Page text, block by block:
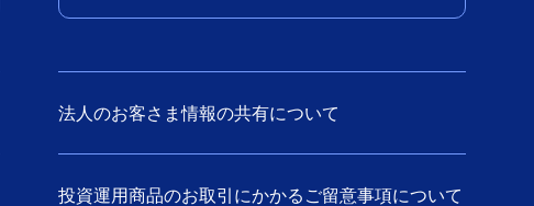
法人のお客さま情報の共有について
投資運用商品のお取引にかかるご留意事項について